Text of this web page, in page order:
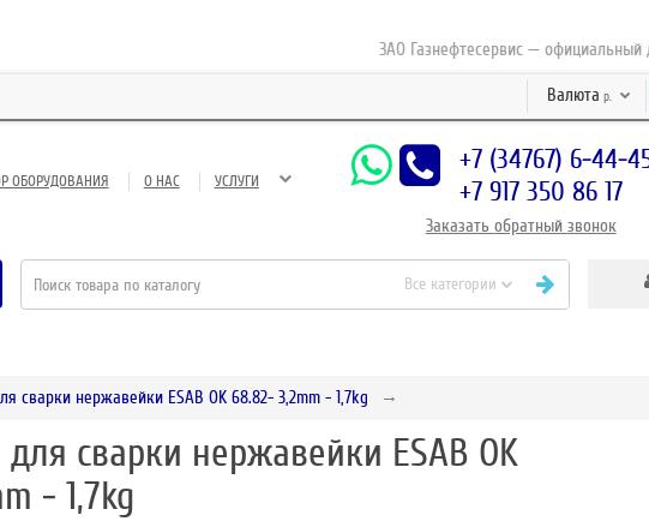
ЗАО Газнефтесервис — официальный
Валюта р.
ОБОРУДОВАНИЯ О НАС УСЛУГИ
+7 (34767) 6-44-
+7 917 350 86 17
Заказать обратный звонок
Все категории
сварки нержавейки ESAB OK 68.82- 3,2mm - 1,7kg
сварки нержавейки ESAB OK
- 1,7kg